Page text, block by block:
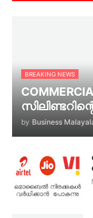
BREAKING NEWS
by Business